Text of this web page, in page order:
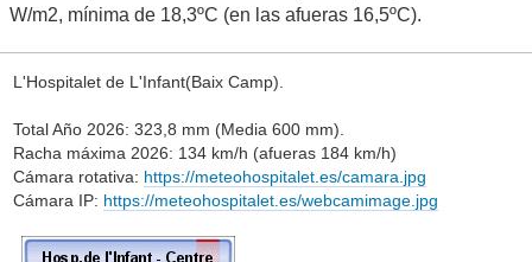
W/m2, mínima de 18,3ºC (en las afueras 16,5ºC).
L'Hospitalet de L'Infant(Baix Camp).
Total Año 2026: 323,8 mm (Media 600 mm).
Racha máxima 2026: 134 km/h (afueras 184 km/h)
Cámara rotativa: https://meteohospitalet.es/camara.jpg
Cámara IP: https://meteohospitalet.es/webcamimage.jpg